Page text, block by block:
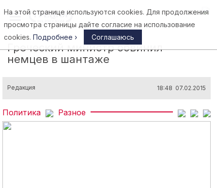
Афины
Греческий министр обвинил
немцев в шантаже
Редакция 18:48 07.02.2015
Политика Разное
На этой странице используются cookies. Для продолжения
просмотра страницы дайте согласие на использование
cookies. Подробнее › Соглашаюсь